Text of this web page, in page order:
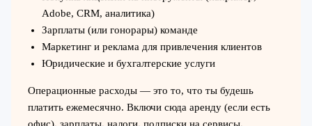
Adobe, CRM, аналитика)
Зарплаты (или гонорары) команде
Маркетинг и реклама для привлечения клиентов
Юридические и бухгалтерские услуги
Операционные расходы — это то, что ты будешь
платить ежемесячно. Включи сюда аренду (если есть
офис), зарплаты, налоги, подписки на сервисы,